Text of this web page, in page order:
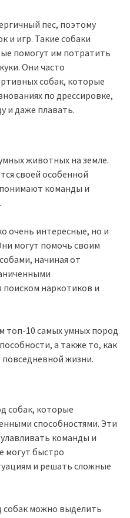
пес, поэтому
и игр. Такие собаки
помогут им потратить
Они часто
собак, которые
по дрессировке,
и даже плавать.
животных на земле.
своей особенной
команды и
очень интересные, но и
могут помочь своим
начиная от
поиском наркотиков и
топ-10 самых умных пород
а также то, как
жизни.
собак, которые
способностями. Эти
команды и
могут быстро
и решать сложные
собак можно выделить